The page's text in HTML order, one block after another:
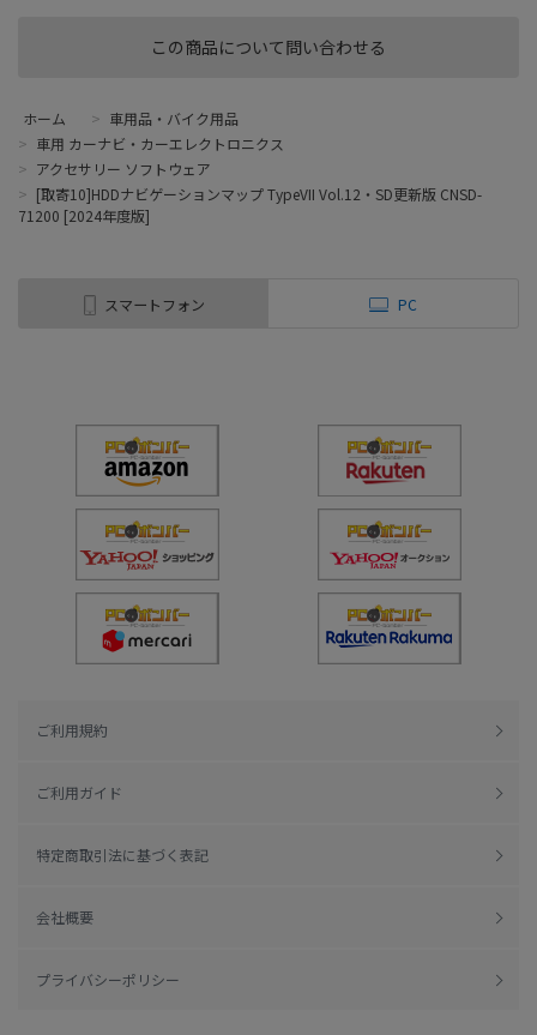
この商品について問い合わせる
ホーム > 車用品・バイク用品
> 車用 カーナビ・カーエレクトロニクス
> アクセサリー ソフトウェア
> [取寄10]HDDナビゲーションマップ TypeVII Vol.12・SD更新版 CNSD-
71200 [2024年度版]
スマートフォン PC
ご利用規約
ご利用ガイド
特定商取引法に基づく表記
会社概要
プライバシーポリシー